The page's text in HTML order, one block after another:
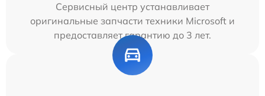
Сервисный центр устанавливает
оригинальные запчасти техники Microsoft и
предоставляет гарантию до 3 лет.